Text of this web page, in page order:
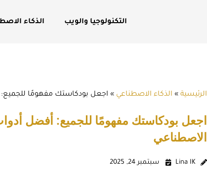
التكنولوجيا والويب الذكاء
الرئيسية » الذكاء الاصطناعي » اجعل بودكاستك مفهومًا للجميع:
اجعل بودكاستك مفهومًا للجميع: أفضل
الاصطناعي
Lina IK سبتمبر 24, 2025